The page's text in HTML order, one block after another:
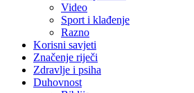
Video
Sport i klađenje
Razno
Korisni savjeti
Značenje riječi
Zdravlje i psiha
Duhovnost